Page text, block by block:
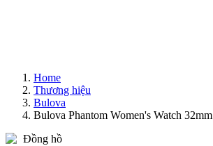
Home
Thương hiệu
Bulova
Bulova Phantom Women's Watch 32mm